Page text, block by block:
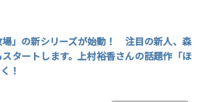
」の新シリーズが始動！ 注目の新人、森
タートします。上村裕香さんの話題作「ほ
！
賞金稼ぎスリーサム！ 二